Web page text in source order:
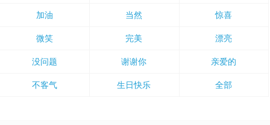
加油 当然 惊喜
微笑 完美 漂亮
没问题 谢谢你 亲爱的
不客气 生日快乐 全部